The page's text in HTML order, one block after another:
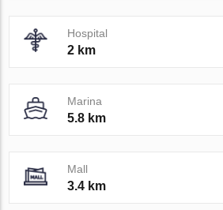
Hospital
2 km
Marina
5.8 km
Mall
3.4 km